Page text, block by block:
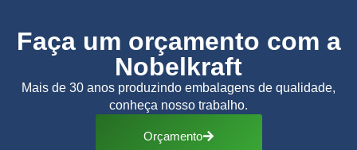
Faça um orçamento com a
Nobelkraft
Mais de 30 anos produzindo embalagens de qualidade,
conheça nosso trabalho.
Orçamento